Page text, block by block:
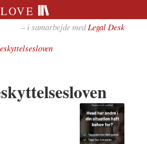
– i samarbejde medLegal Desk